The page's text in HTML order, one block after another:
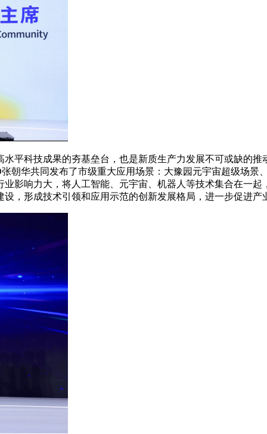
科技成果的夯基垒台，也是新质生产力发展不可或缺的推
朝华共同发布了市级重大应用场景：大豫园元宇宙超级场
影响力大，将人工智能、元宇宙、机器人等技术集合在一
，形成技术引领和应用示范的创新发展格局，进一步促进产